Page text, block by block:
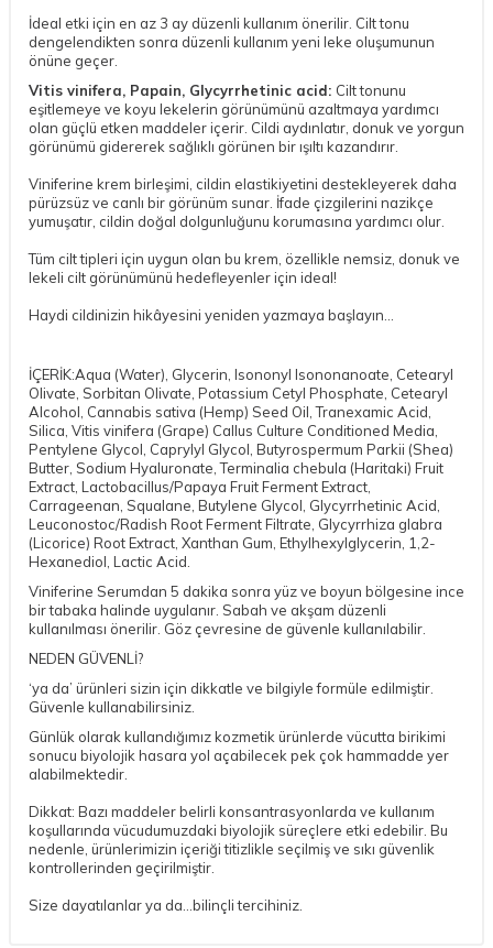
İdeal etki için en az 3 ay düzenli kullanım önerilir. Cilt tonu
dengelendikten sonra düzenli kullanım yeni leke oluşumunun
önüne geçer.
Vitis vinifera, Papain, Glycyrrhetinic acid: Cilt tonunu
eşitlemeye ve koyu lekelerin görünümünü azaltmaya yardımcı
olan güçlü etken maddeler içerir. Cildi aydınlatır, donuk ve yorgun
görünümü gidererek sağlıklı görünen bir ışıltı kazandırır.
Viniferine krem birleşimi, cildin elastikiyetini destekleyerek daha
pürüzsüz ve canlı bir görünüm sunar. İfade çizgilerini nazikçe
yumuşatır, cildin doğal dolgunluğunu korumasına yardımcı olur.
Tüm cilt tipleri için uygun olan bu krem, özellikle nemsiz, donuk ve
lekeli cilt görünümünü hedefleyenler için ideal!
Haydi cildinizin hikâyesini yeniden yazmaya başlayın…
İÇERİK:Aqua (Water), Glycerin, Isononyl Isononanoate, Cetearyl
Olivate, Sorbitan Olivate, Potassium Cetyl Phosphate, Cetearyl
Alcohol, Cannabis sativa (Hemp) Seed Oil, Tranexamic Acid,
Silica, Vitis vinifera (Grape) Callus Culture Conditioned Media,
Pentylene Glycol, Caprylyl Glycol, Butyrospermum Parkii (Shea)
Butter, Sodium Hyaluronate, Terminalia chebula (Haritaki) Fruit
Extract, Lactobacillus/Papaya Fruit Ferment Extract,
Carrageenan, Squalane, Butylene Glycol, Glycyrrhetinic Acid,
Leuconostoc/Radish Root Ferment Filtrate, Glycyrrhiza glabra
(Licorice) Root Extract, Xanthan Gum, Ethylhexylglycerin, 1,2-
Hexanediol, Lactic Acid.
Viniferine Serumdan 5 dakika sonra yüz ve boyun bölgesine ince
bir tabaka halinde uygulanır. Sabah ve akşam düzenli
kullanılması önerilir. Göz çevresine de güvenle kullanılabilir.
NEDEN GÜVENLİ?
‘ya da’ ürünleri sizin için dikkatle ve bilgiyle formüle edilmiştir.
Güvenle kullanabilirsiniz.
Günlük olarak kullandığımız kozmetik ürünlerde vücutta birikimi
sonucu biyolojik hasara yol açabilecek pek çok hammadde yer
alabilmektedir.
Dikkat: Bazı maddeler belirli konsantrasyonlarda ve kullanım
koşullarında vücudumuzdaki biyolojik süreçlere etki edebilir. Bu
nedenle, ürünlerimizin içeriği titizlikle seçilmiş ve sıkı güvenlik
kontrollerinden geçirilmiştir.
Size dayatılanlar ya da…bilinçli tercihiniz.